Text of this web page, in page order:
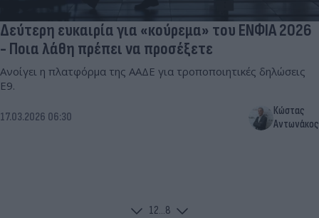
Δεύτερη ευκαιρία για «κούρεμα» του ΕΝΦΙΑ 2026
- Ποια λάθη πρέπει να προσέξετε
Ανοίγει η πλατφόρμα της ΑΑΔΕ για τροποποιητικές δηλώσεις
Ε9.
17.03.2026 06:30
Κώστας
Αντωνάκος
12...8